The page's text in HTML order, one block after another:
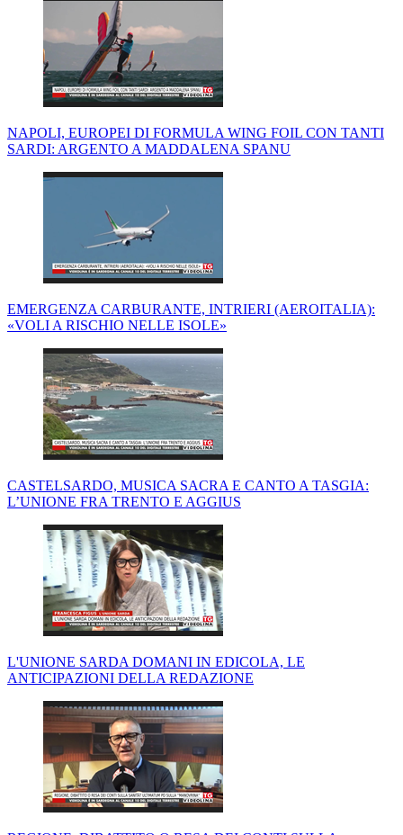
NAPOLI, EUROPEI DI FORMULA WING FOIL CON TANTI
SARDI: ARGENTO A MADDALENA SPANU
EMERGENZA CARBURANTE, INTRIERI (AEROITALIA):
«VOLI A RISCHIO NELLE ISOLE»
CASTELSARDO, MUSICA SACRA E CANTO A TASGIA:
L’UNIONE FRA TRENTO E AGGIUS
L'UNIONE SARDA DOMANI IN EDICOLA, LE
ANTICIPAZIONI DELLA REDAZIONE